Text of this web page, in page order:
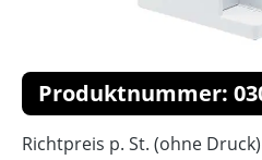
Produktnummer:
Richtpreis p. St. (ohne